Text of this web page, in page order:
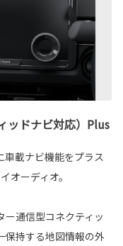
ッドナビ対応）Plus
車載ナビ機能をプラス
オーディオ。
ー通信型コネクティッ
保持する地図情報の外